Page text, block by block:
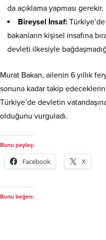
da açıklama yapması gerekir.
Bireysel İnsaf:
bakanların kişisel insafına
devleti ilkesiyle
Murat Bakan, ailenin 6 yıllık
sonuna kadar takip
Türkiye’de devletin
olduğunu vurguladı.
Bunu paylaş:
Facebook X
Bunu beğen: